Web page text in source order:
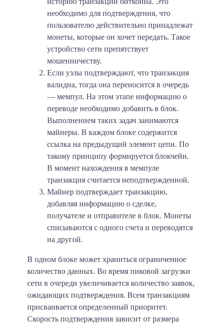
необходимо для подтверждения, что
пользователю действительно принадлежат
монеты, которые он хочет передать. Такое
устройство сети препятствует
мошенничеству.
Если узлы подтверждают, что транзакция
валидна, тогда она переносится в очередь
— мемпул. На этом этапе информацию о
переводе необходимо добавить в блок.
Выполнением таких задач занимаются
майнеры. В каждом блоке содержится
ссылка на предыдущий элемент цепи. По
такому принципу формируется блокчейн.
В момент нахождения в мемпуле
транзакция считается неподтвержденной.
Майнер подтверждает транзакцию,
добавляя информацию о сделке,
получателе и отправителе в блок. Монеты
списываются с одного счета и переводятся
на другой.
В одном блоке может храниться ограниченное
количество данных. Во время пиковой загрузки
сети в очереди увеличивается количество заявок,
ожидающих подтверждения. Всем транзакциям
присваивается определенный приоритет.
Скорость подтверждения зависит от размера